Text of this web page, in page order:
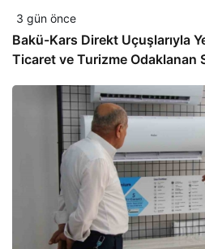
3 gün önce
Bakü-Kars Direkt Uçuşlarıyla
Ticaret ve Turizme Odaklanan